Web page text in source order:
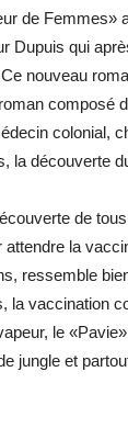
de Femmes»
Dupuis qui
nouveau
composé
colonial,
la découverte
de
attendre la
ressemble
la vaccination
le
jungle et